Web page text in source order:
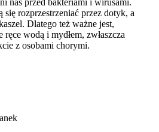
rozprzestrzeniać przez dotyk, a
Dlatego też ważne jest,
wodą i mydłem, zwłaszcza
z osobami chorymi.